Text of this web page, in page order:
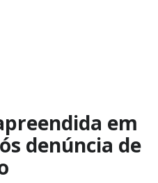
em
denúncia de